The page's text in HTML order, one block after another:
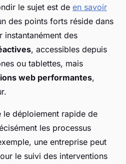
le sujet est de en savoir
des points forts réside dans
instantanément des
, accessibles depuis
ou tablettes, mais
web performantes,
déploiement rapide de
les processus
une entreprise peut
le suivi des interventions